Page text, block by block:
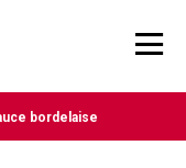
bordelaise